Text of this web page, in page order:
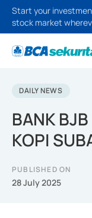
Start your
stock market
DAILY NEWS
BANK
KOPI
PUBLISHED ON
28 July 2025